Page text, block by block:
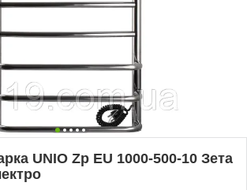
UNIO Zp EU 1000-500-10 Зета